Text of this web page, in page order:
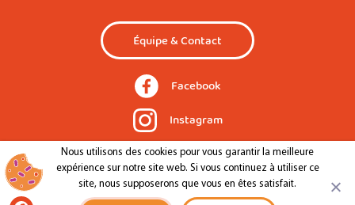
Équipe & Contact
Facebook
Instagram
Mentions légales
Confidentialité
Site par Makewaves
Facebook
Nous utilisons des cookies pour vous garantir la meilleure
expérience sur notre site web. Si vous continuez à utiliser ce
site, nous supposerons que vous en êtes satisfait.